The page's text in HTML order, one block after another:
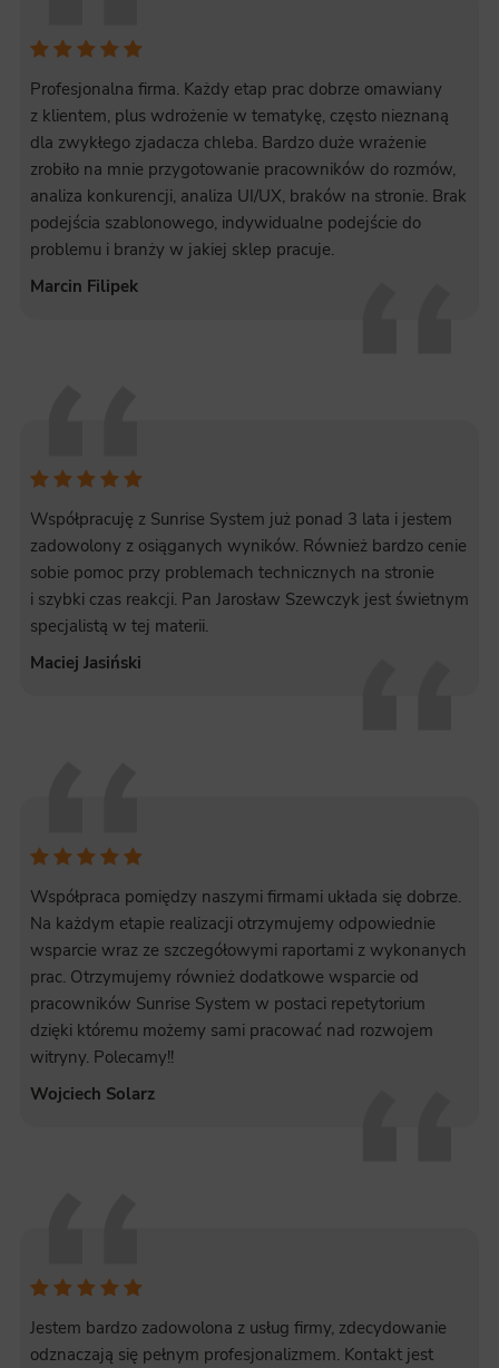
Profesjonalna firma. Każdy etap prac dobrze omawiany
z klientem, plus wdrożenie w tematykę, często nieznaną
dla zwykłego zjadacza chleba. Bardzo duże wrażenie
zrobiło na mnie przygotowanie pracowników do rozmów,
analiza konkurencji, analiza UI/UX, braków na stronie. Brak
podejścia szablonowego, indywidualne podejście do
problemu i branży w jakiej sklep pracuje.
Marcin Filipek
Współpracuję z Sunrise System już ponad 3 lata i jestem
zadowolony z osiąganych wyników. Również bardzo cenie
sobie pomoc przy problemach technicznych na stronie
i szybki czas reakcji. Pan Jarosław Szewczyk jest świetnym
specjalistą w tej materii.
Maciej Jasiński
Współpraca pomiędzy naszymi firmami układa się dobrze.
Na każdym etapie realizacji otrzymujemy odpowiednie
wsparcie wraz ze szczegółowymi raportami z wykonanych
prac. Otrzymujemy również dodatkowe wsparcie od
pracowników Sunrise System w postaci repetytorium
dzięki któremu możemy sami pracować nad rozwojem
witryny. Polecamy!!
Wojciech Solarz
Jestem bardzo zadowolona z usług firmy, zdecydowanie
odznaczają się pełnym profesjonalizmem. Kontakt jest